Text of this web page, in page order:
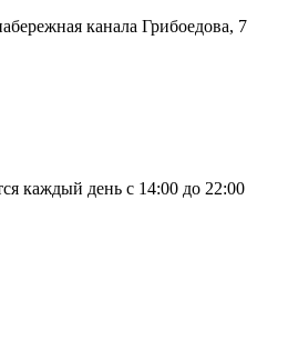
канала Грибоедова, 7
каждый день с 14:00 до 22:00